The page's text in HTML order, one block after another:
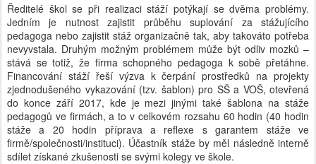
Ředitelé škol se při realizaci stáží potýkají se dvěma problémy.
Jedním je nutnost zajistit průběhu suplování za stážujícího
pedagoga nebo zajistit stáž organizačně tak, aby takováto potřeba
nevyvstala. Druhým možným problémem může být odliv mozků –
stává se totiž, že firma schopného pedagoga k sobě přetáhne.
Financování stáží řeší výzva k čerpání prostředků na projekty
zjednodušeného vykazování (tzv. šablon) pro SŠ a VOŠ, otevřená
do konce září 2017, kde je mezi jinými také šablona na stáže
pedagogů ve firmách, a to v celkovém rozsahu 60 hodin (40 hodin
stáže a 20 hodin příprava a reflexe s garantem stáže ve
firmě/společnosti/instituci). Účastník stáže by měl následně interně
sdílet získané zkušenosti se svými kolegy ve škole.